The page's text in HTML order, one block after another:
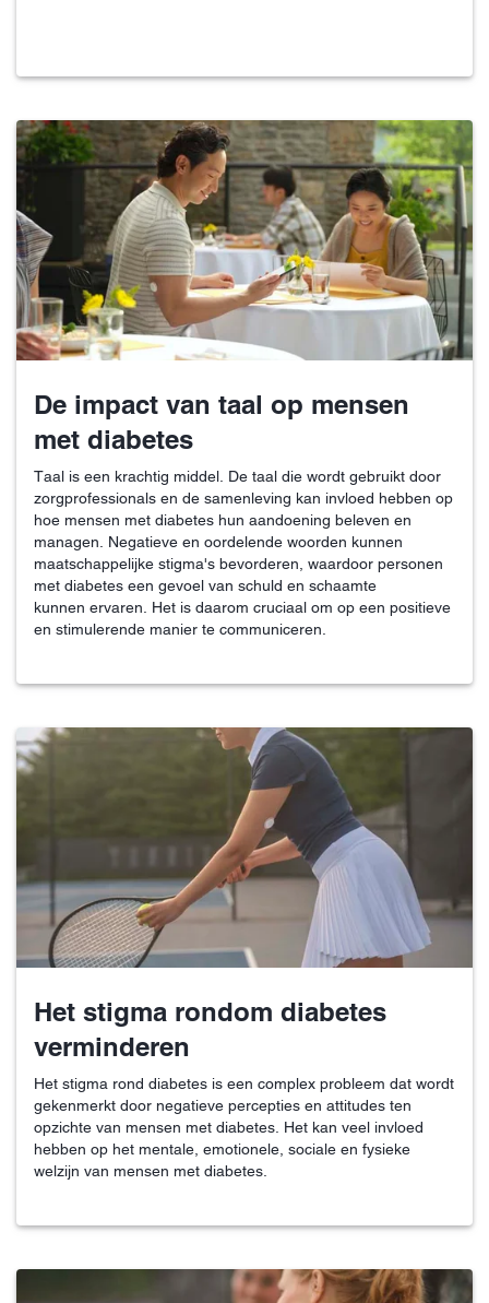
De impact van taal op mensen
met diabetes
Taal is een krachtig middel. De taal die wordt gebruikt door
zorgprofessionals en de samenleving kan invloed hebben op
hoe mensen met diabetes hun aandoening beleven en
managen. Negatieve en oordelende woorden kunnen
maatschappelijke stigma's bevorderen, waardoor personen
met diabetes een gevoel van schuld en schaamte
kunnen ervaren. Het is daarom cruciaal om op een positieve
en stimulerende manier te communiceren.
Het stigma rondom diabetes
verminderen
Het stigma rond diabetes is een complex probleem dat wordt
gekenmerkt door negatieve percepties en attitudes ten
opzichte van mensen met diabetes. Het kan veel invloed
hebben op het mentale, emotionele, sociale en fysieke
welzijn van mensen met diabetes.